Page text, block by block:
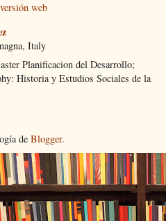
web
Italy
Planificacion del Desarrollo;
Historia y Estudios Sociales de la
de Blogger.